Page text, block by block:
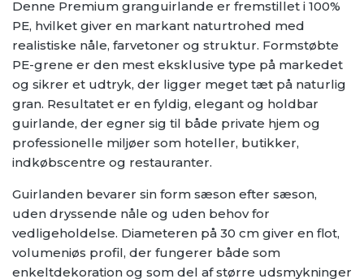
Denne Premium granguirlande er fremstillet i 100%
PE, hvilket giver en markant naturtrohed med
realistiske nåle, farvetoner og struktur. Formstøbte
PE-grene er den mest eksklusive type på markedet
og sikrer et udtryk, der ligger meget tæt på naturlig
gran. Resultatet er en fyldig, elegant og holdbar
guirlande, der egner sig til både private hjem og
professionelle miljøer som hoteller, butikker,
indkøbscentre og restauranter.
Guirlanden bevarer sin form sæson efter sæson,
uden dryssende nåle og uden behov for
vedligeholdelse. Diameteren på 30 cm giver en flot,
volumeniøs profil, der fungerer både som
enkeltdekoration og som del af større udsmykninger